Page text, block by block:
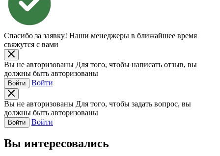
Спасибо за заявку! Наши менеджеры в ближайшее время
свяжутся с вами
Вы не авторизованы Для того, чтобы написать отзыв, вы
должны быть авторизованы
Войти Войти
Вы не авторизованы Для того, чтобы задать вопрос, вы
должны быть авторизованы
Войти Войти
Вы интересовались